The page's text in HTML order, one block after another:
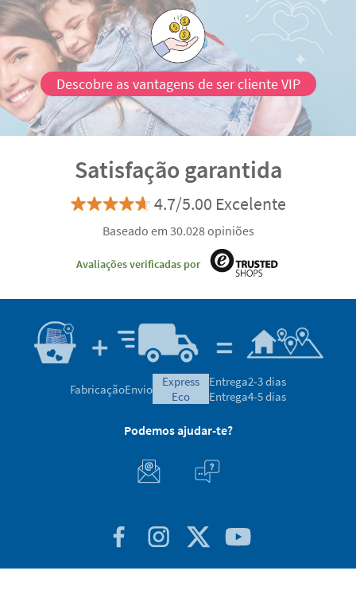
Descobre as vantagens de ser cliente VIP
Satisfação garantida
4.7/5.00 Excelente
Baseado em 30.028 opiniões
Avaliações verificadas por
FabricaçãoEnvio
express
eco
Entrega2-3 dias
Entrega4-5 dias
Podemos ajudar-te?